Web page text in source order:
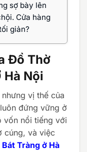
sợ bày lên
Cửa hàng
giản?
Đồ Thờ
Hà Nội
vị thế của
đứng vững ở
vốn nổi tiếng với
cúng, và việc
Tràng ở Hà